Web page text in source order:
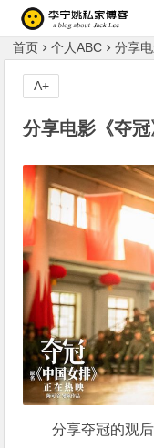
李宁姚的私家博客 Blog of Liningyao(Jack Lee)
首页 个人ABC 分享
分享电影《夺
A+
分享夺冠的观